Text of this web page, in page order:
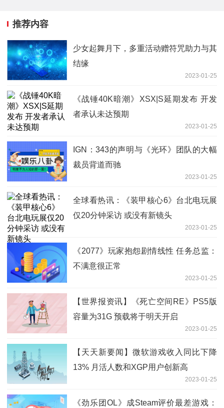
推荐内容
少女起舞月下，多重活动赠符咒助力与其
结缘
2023-01-25
《战锤40K暗潮》XSX|S延期发布 开发
者承认未达预期
2023-01-25
IGN：343的声明与《光环》团队的大幅
裁员背道而驰
2023-01-25
全球看热讯：《装甲核心6》台北电玩展
仅20分钟采访 或没有新镜头
2023-01-25
《2077》玩家抱怨剧情线性 任务总监：
不满意很正常
2023-01-25
【世界报资讯】《死亡空间RE》PS5版
容量为31G 预载将于明天开启
2023-01-25
【天天新要闻】微软游戏收入同比下降
13% 月活人数和XGP用户创新高
2023-01-25
《劲乐团OL》成Steam评价最差游戏：